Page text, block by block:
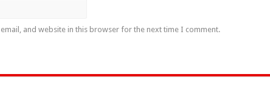
email, and website in this browser for the next time I comment.